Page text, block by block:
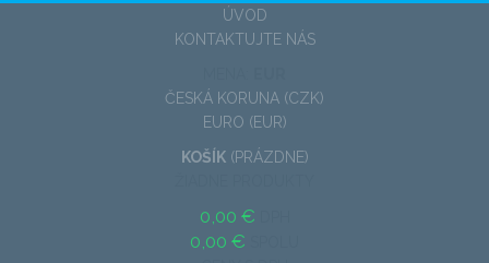
ÚVOD
KONTAKTUJTE NÁS
ČESKÁ KORUNA (CZK)
EURO (EUR)
KOŠÍK (PRÁZDNE)
0,00 €
0,00 €